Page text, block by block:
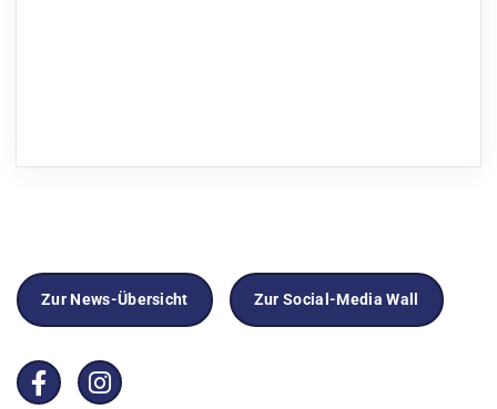
Zur News-Übersicht Zur Social-Media Wall